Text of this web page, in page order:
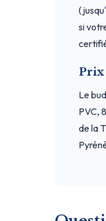
si
Prix
Le
PVC,
de la